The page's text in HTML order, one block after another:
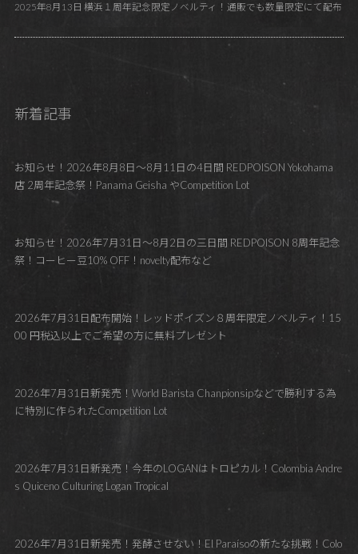
2025年8月13日 横浜１周年記念限定ノベルティ！通販でも数量限定にて配布
新着記事
お知らせ！2026年8月8日～8月11日の4日間 REDPOISON Yokohama
店 2周年記念祭！Panama Geisha やCompetition Lot
お知らせ！2026年7月31日～8月2日の三日間 REDPOISON 8周年記念
祭！コーヒー豆10% OFF！novelty配布など
2026年7月31日配布開始！レッドポイズン８周年限定ノベルティ！15
00 円税込以上でご希望の方に無料プレゼント
2026年7月31日新発売！World Barista Chanpionsipなどで勝利する為
に特別に作られたCompetition Lot
2026年7月31日新発売！今年のLOGANはトロピカル！Colombia Andre
s Quiceno Culturing Logan Tropical
2026年7月31日新発売！発酵させない！El Paraísoの新たな挑戦！Colo